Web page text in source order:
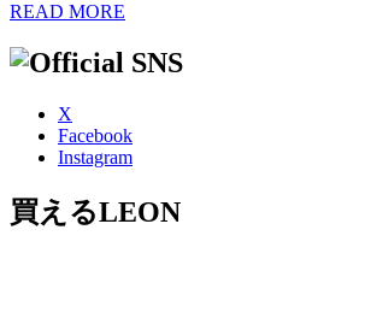
READ MORE
X
Facebook
Instagram
買えるLEON